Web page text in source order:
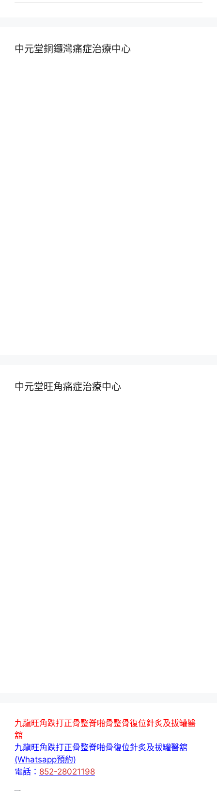
中元堂銅鑼灣痛症治療中心
中元堂旺角痛症治療中心
九龍旺角跌打正骨整脊啪骨整骨復位針炙及拔罐醫
舘
九龍旺角跌打正骨整脊啪骨復位針炙及拔罐醫舘
(Whatsapp預約)
電話： 852-28021198